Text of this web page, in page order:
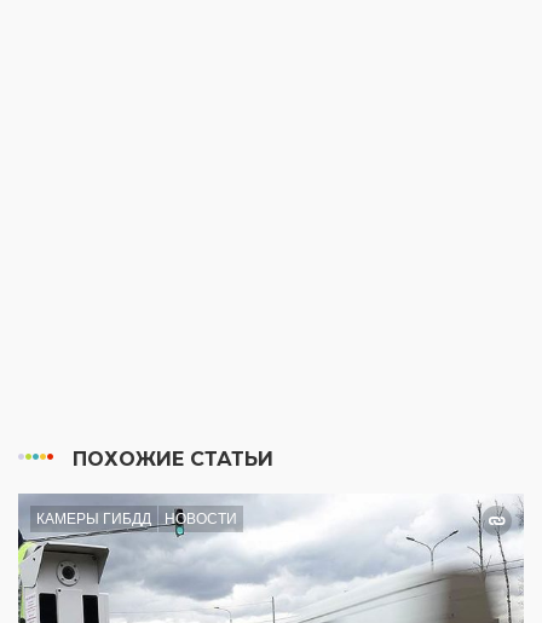
ПОХОЖИЕ СТАТЬИ
КАМЕРЫ ГИБДД НОВОСТИ